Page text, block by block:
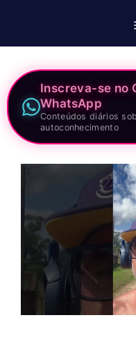
Inscreva-se no
WhatsApp
Conteúdos diários
autoconhecimento